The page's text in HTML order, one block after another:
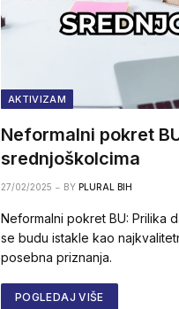
AKTIVIZAM
Neformalni pokret
srednjoškolcima
27/02/2025 BY PLURAL BIH
Neformalni pokret BU: Prilika
se budu istakle kao
posebna priznanja.
POGLEDAJ VIŠE